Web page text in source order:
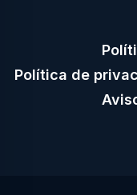
Política de